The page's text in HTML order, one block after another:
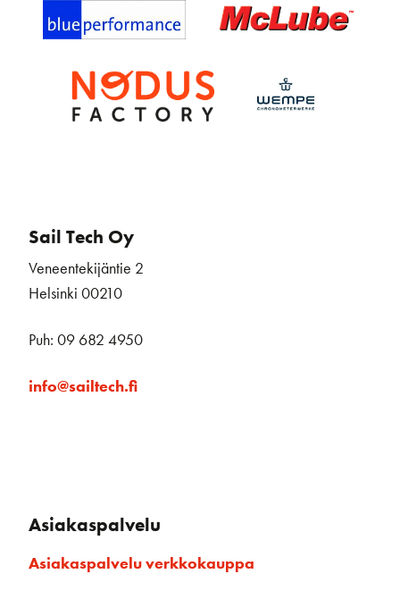
Sail Tech Oy
Veneentekijäntie 2
Helsinki 00210
Puh: 09 682 4950
info@sailtech.fi
Asiakaspalvelu
Asiakaspalvelu verkkokauppa